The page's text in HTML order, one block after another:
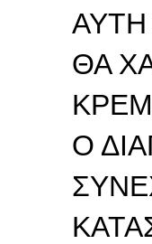
ΑΥΤΗ
ΘΑ
Ο